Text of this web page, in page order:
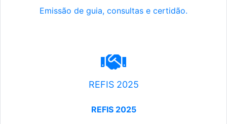
Emissão de guia, consultas e certidão.
REFIS 2025
REFIS 2025